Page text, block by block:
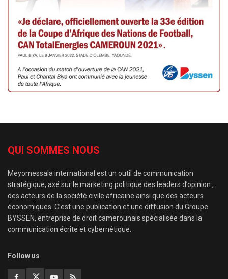
QUI SOMMES NOUS
Meyomessala international est un outil de communication
stratégique, axé sur le marketing politique des leaders d’opinion ,
des acteurs de la société civile africaine ainsi que des acteurs
économiques. C’est une publication et une diffusion du Groupe
BYSSEN, entreprise de droit camerounais spécialisée dans la
communication écrite et cybernétique.
Follow us